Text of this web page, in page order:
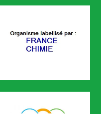
FRANCE CHIMIE